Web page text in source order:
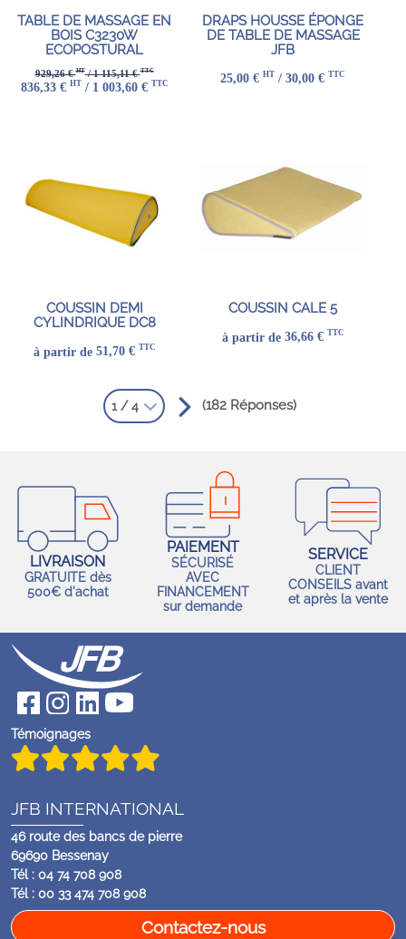
TABLE DE MASSAGE EN
BOIS C3230W
ECOPOSTURAL
929,26 €HT/ 1 115,11 €TTC
836,33 € HT / 1 003,60 € TTC
DRAPS HOUSSE ÉPONGE
DE TABLE DE MASSAGE
JFB
25,00 € HT / 30,00 € TTC
COUSSIN DEMI
CYLINDRIQUE DC8
à partir de 51,70 € TTC
COUSSIN CALE 5
à partir de 36,66 € TTC
1 / 4 (182 Réponses)
LIVRAISON
GRATUITE dès
500€ d'achat
PAIEMENT
SÉCURISÉ
AVEC
FINANCEMENT
sur demande
SERVICE
CLIENT
CONSEILS avant
et après la vente
Témoignages
JFB INTERNATIONAL
46 route des bancs de pierre
69690 Bessenay
Tél : 04 74 708 908
Tél : 00 33 474 708 908
Contactez-nous